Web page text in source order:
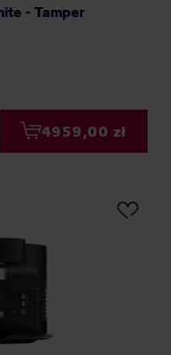
- Tamper
4959,00 zł